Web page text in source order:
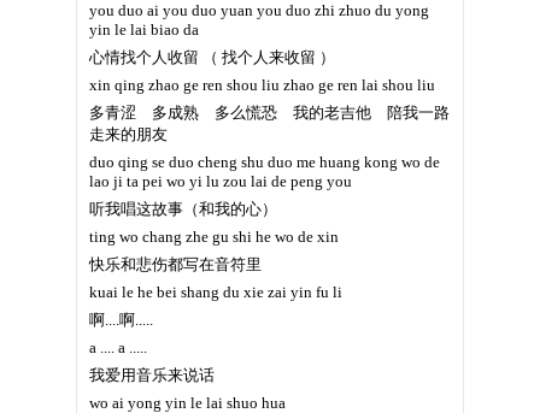
you duo ai you duo yuan you duo zhi zhuo du yong
yin le lai biao da
心情找个人收留 （ 找个人来收留 ）
xin qing zhao ge ren shou liu zhao ge ren lai shou liu
多青涩 多成熟 多么慌恐 我的老吉他 陪我一路
走来的朋友
duo qing se duo cheng shu duo me huang kong wo de
lao ji ta pei wo yi lu zou lai de peng you
听我唱这故事（和我的心）
ting wo chang zhe gu shi he wo de xin
快乐和悲伤都写在音符里
kuai le he bei shang du xie zai yin fu li
啊....啊.....
a .... a .....
我爱用音乐来说话
wo ai yong yin le lai shuo hua